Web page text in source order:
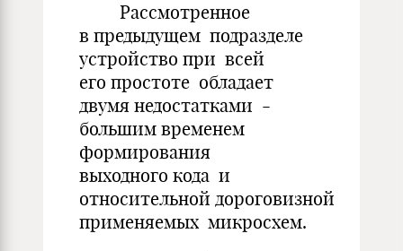
Рассмотренное
в предыдущем подразделе
устройство при всей
его простоте обладает
двумя недостатками -
большим временем
формирования
выходного кода и
относительной дороговизной
применяемых микросхем.